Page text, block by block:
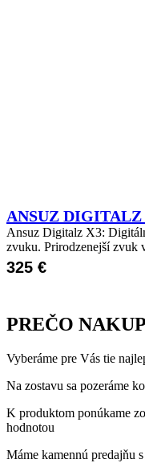
ANSUZ DIGITALZ
Ansuz Digitalz X3:
zvuku. Prirodzenejší zvuk
325 €
PREČO
Vyberáme pre Vás tie
Na zostavu sa pozeráme
K produktom ponúkame
hodnotou
Máme kamennú predajňu